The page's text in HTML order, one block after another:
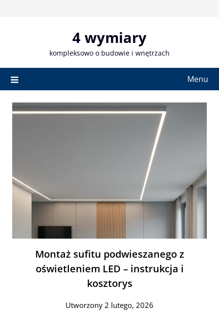
4 wymiary
kompleksowo o budowie i wnętrzach
Menu
Montaż sufitu podwieszanego z
oświetleniem LED – instrukcja i
kosztorys
Utworzony 2 lutego, 2026